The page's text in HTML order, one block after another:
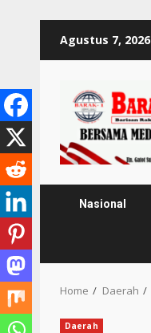
Agustus 7, 2026
Nasional
Home Daerah
Daerah